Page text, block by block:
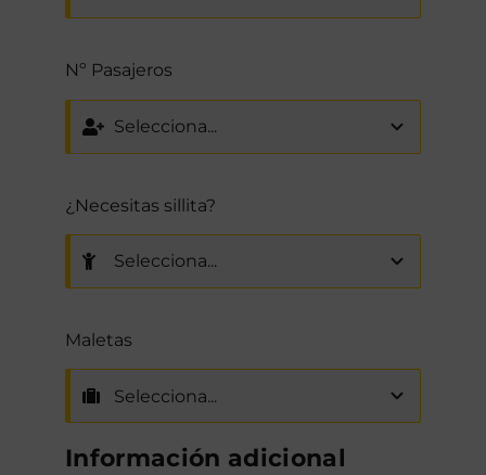
Nº Pasajeros
¿Necesitas sillita?
Maletas
Información adicional